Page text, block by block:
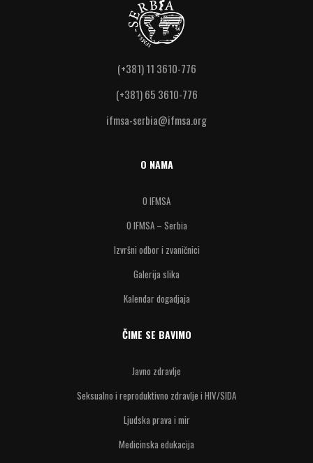
(+381) 11 3610-776
(+381) 65 3610-776
ifmsa-serbia@ifmsa.org
O NAMA
O IFMSA
O IFMSA – Serbia
Izvršni odbor i zvaničnici
Galerija slika
Kalendar dogadjaja
ČIME SE BAVIMO
Javno zdravlje
Seksualno i reproduktivno zdravlje i HIV/SIDA
Ljudska prava i mir
Medicinska edukacija